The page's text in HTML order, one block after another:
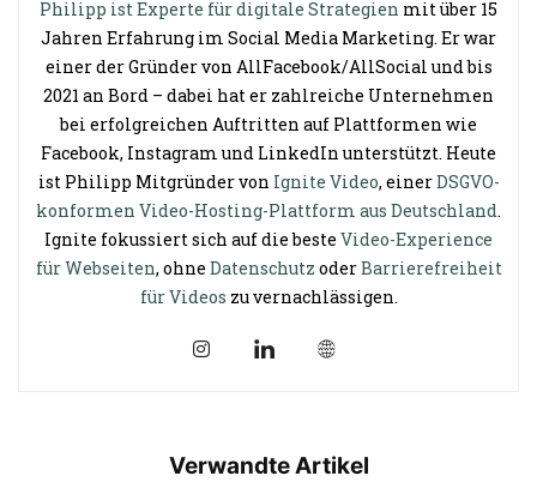
Philipp ist Experte für digitale Strategien mit über 15
Jahren Erfahrung im Social Media Marketing. Er war
einer der Gründer von AllFacebook/AllSocial und bis
2021 an Bord – dabei hat er zahlreiche Unternehmen
bei erfolgreichen Auftritten auf Plattformen wie
Facebook, Instagram und LinkedIn unterstützt. Heute
ist Philipp Mitgründer von Ignite Video, einerDSGVO-
konformen Video-Hosting-Plattform aus Deutschland.
Ignite fokussiert sich auf die beste Video-Experience
für Webseiten, ohne Datenschutz oderBarrierefreiheit
für Videos zu vernachlässigen.
Verwandte Artikel